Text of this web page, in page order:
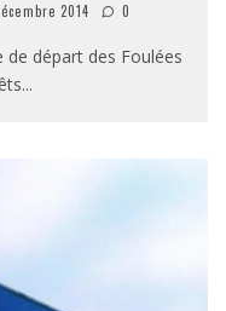
2014 0
de départ des Foulées
...